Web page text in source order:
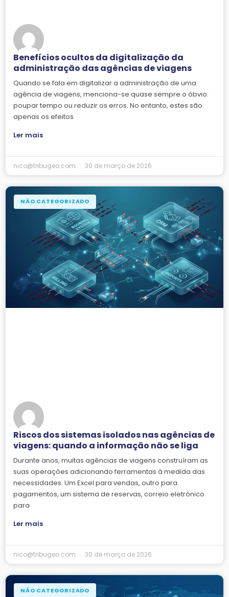
Benefícios ocultos da digitalização da
administração das agências de viagens
Quando se fala em digitalizar a administração de uma
agência de viagens, menciona-se quase sempre o óbvio:
poupar tempo ou reduzir os erros. No entanto, estes são
apenas os efeitos
Ler mais
nico@tribugeo.com 30 de março de 2026
NÃO CATEGORIZADO
Riscos dos sistemas isolados nas agências de
viagens: quando a informação não se liga
Durante anos, muitas agências de viagens construíram as
suas operações adicionando ferramentas à medida das
necessidades. Um Excel para vendas, outro para
pagamentos, um sistema de reservas, correio eletrónico
para
Ler mais
nico@tribugeo.com 30 de março de 2026
NÃO CATEGORIZADO